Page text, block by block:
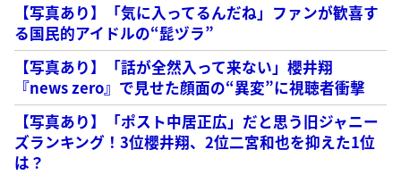
【写真あり】「気に入ってるんだね」ファンが歓喜す
る国民的アイドルの“髭ヅラ”
【写真あり】「話が全然入って来ない」櫻井翔
『news zero』で見せた顔面の“異変”に視聴者衝撃
【写真あり】「ポスト中居正広」だと思う旧ジャニー
ズランキング！3位櫻井翔、2位二宮和也を抑えた1位
は？